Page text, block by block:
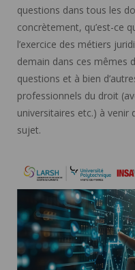
questions dans tous les
concrètement, qu’est-ce
l’exercice des métiers
demain dans ces mêmes
questions et à bien
professionnels du droit
universitaires etc.) à venir
sujet.